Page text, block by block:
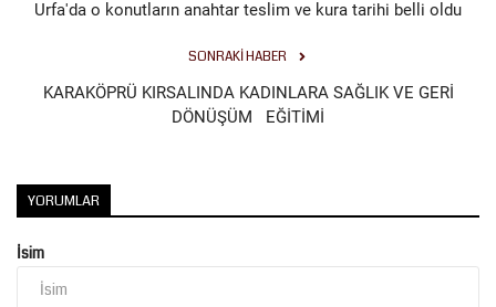
Urfa'da o konutların anahtar teslim ve kura tarihi belli oldu
SONRAKI HABER
KARAKÖPRÜ KIRSALINDA KADINLARA SAĞLIK VE GERİ
DÖNÜŞÜM EĞİTİMİ
YORUMLAR
İsim